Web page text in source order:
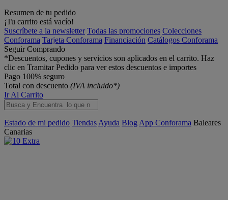
Resumen de tu pedido
¡Tu carrito está vacío!
Suscríbete a la newsletter Todas las promociones Colecciones
Conforama Tarjeta Conforama Financiación Catálogos Conforama
Seguir Comprando
*Descuentos, cupones y servicios son aplicados en el carrito. Haz
clic en Tramitar Pedido para ver estos descuentos e importes
Pago 100% seguro
Total con descuento (IVA incluido*)
Ir Al Carrito
Estado de mi pedido Tiendas Ayuda Blog App Conforama Baleares
Canarias